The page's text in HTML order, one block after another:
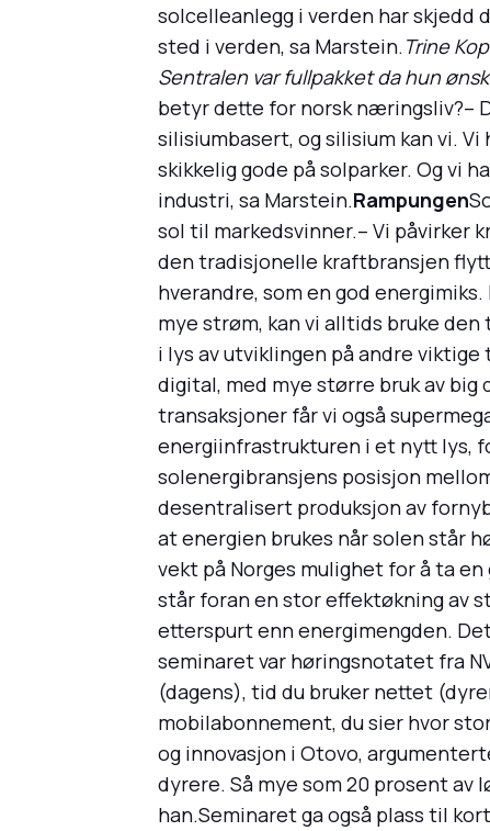
solcelleanlegg i verden har skjedd
sted i verden, sa Marstein.Trine
Sentralen var fullpakket da hun
betyr dette for norsk næringsliv?–
silisiumbasert, og silisium kan vi.
skikkelig gode på solparker. Og vi
industri, sa Marstein.Rampungen
sol til markedsvinner.– Vi påvirker
den tradisjonelle kraftbransjen
hverandre, som en god
mye strøm, kan vi alltids bruke den
i lys av utviklingen på andre
digital, med mye større bruk av
transaksjoner får vi også
energiinfrastrukturen i et nytt lys,
solenergibransjens posisjon
desentralisert produksjon av
at energien brukes når solen står
vekt på Norges mulighet for å ta
står foran en stor effektøkning av
etterspurt enn energimengden.
seminaret var høringsnotatet fra
(dagens), tid du bruker nettet
mobilabonnement, du sier hvor
og innovasjon i Otovo,
dyrere. Så mye som 20 prosent
han.Seminaret ga også plass til